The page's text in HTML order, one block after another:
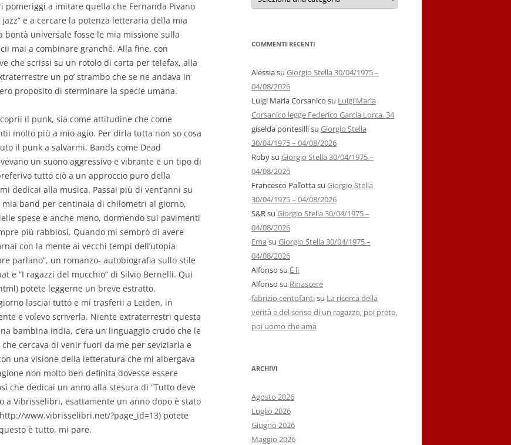
a imitare quella che Fernanda Pivano
e a cercare la potenza letteraria della mia
bontà universale fosse le mia missione sulla
mai a combinare granché. Alla fine, con
che scrissi su un rotolo di carta per telefax, alla
un po’ strambo che se ne andava in
proposito di sterminare la specie umana.
il punk, sia come attitudine che come
molto più a mio agio. Per dirla tutta non so cosa
il punk a salvarmi. Bands come Dead
un suono aggressivo e vibrante e un tipo di
tutto ciò a un approccio puro della
dedicai alla musica. Passai più di vent’anni su
band per centinaia di chilometri al giorno,
spese e anche meno, dormendo sui pavimenti
più rabbiosi. Quando mi sembrò di avere
con la mente ai vecchi tempi dell’utopia
parlano”, un romanzo- autobiografia sullo stile
e “I ragazzi del mucchio” di Silvio Bernelli. Qui
potete leggerne un breve estratto.
lasciai tutto e mi trasferii a Leiden, in
e volevo scriverla. Niente extraterrestri questa
bambina india, c’era un linguaggio crudo che le
cercava di venir fuori da me per seviziarla e
una visione della letteratura che mi albergava
non molto ben definita dovesse essere
che dedicai un anno alla stesura di “Tutto deve
a Vibrisselibri, esattamente un anno dopo è stato
www.vibrisselibri.net/?page_id=13) potete
è tutto, mi pare.
autori
COMMENTI RECENTI
Alessiasu Giorgio Stella 30/04/1975 –
04/08/2026
Luigi Maria Corsanico su Luigi Maria
Corsanico legge Federico Garcìa Lorca. 34
giselda pontesillisu Giorgio Stella
30/04/1975 – 04/08/2026
Robysu Giorgio Stella 30/04/1975 –
04/08/2026
Francesco Pallottasu Giorgio Stella
30/04/1975 – 04/08/2026
S&Rsu Giorgio Stella 30/04/1975 –
04/08/2026
Ema su Giorgio Stella 30/04/1975 –
04/08/2026
Alfonso su È lì
Alfonso su Rinascere
fabrizio centofantisu La ricerca della
verità e del senso di un ragazzo, poi prete,
poi uomo che ama
ARCHIVI
Agosto 2026
Luglio 2026
Giugno 2026
Maggio 2026